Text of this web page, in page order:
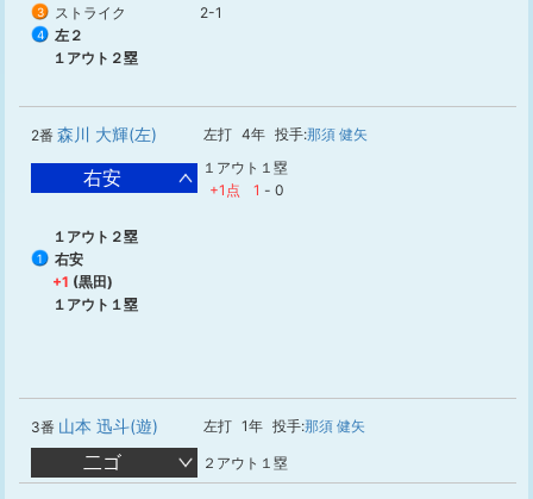
3 ストライク 2-1
4
左２
１アウト２塁
2番 森川 大輝(左) 左打 4年 投手:那須 健矢
右安
１アウト１塁
+1点
1 - 0
１アウト２塁
1
右安
+1 (黒田)
１アウト１塁
3番 山本 迅斗(遊) 左打 1年 投手:那須 健矢
二ゴ ２アウト１塁